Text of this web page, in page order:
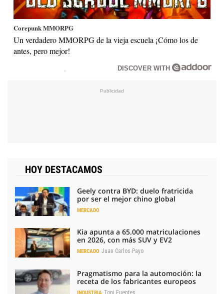
Corepunk MMORPG
Un verdadero MMORPG de la vieja escuela ¡Cómo los de
antes, pero mejor!
DISCOVER WITH
HOY DESTACAMOS
Geely contra BYD: duelo fratricida
por ser el mejor chino global
MERCADO
Kia apunta a 65.000 matriculaciones
en 2026, con más SUV y EV2
MERCADO Juan Carlos Payo
Pragmatismo para la automoción: la
receta de los fabricantes europeos
INDUSTRIA Toni Fuentes